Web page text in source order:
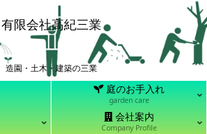
有限会社高紀三業
造園・土木・建築の三業
庭のお手入れ
garden care
会社案内
Company Profile